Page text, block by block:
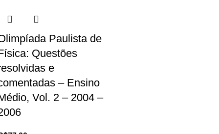
Paulista de
Questões
e
– Ensino
Vol. 2 – 2004 –